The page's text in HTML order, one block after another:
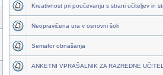
Kreativnost pri poučevanju s strani učiteljev in
Neopravičena ura v osnovni šoli
Semafor obnašanja
ANKETNI VPRAŠALNIK ZA RAZREDNE